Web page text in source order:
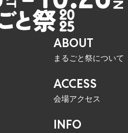
ABOUT
まるごと祭について
ACCESS
会場アクセス
INFO